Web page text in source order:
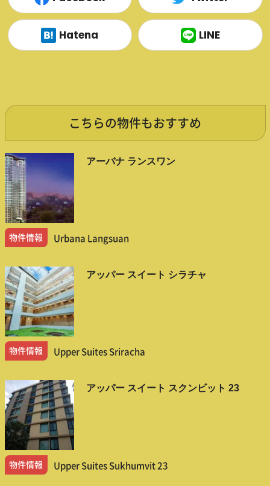
Hatena LINE
こちらの物件もおすすめ
アーバナ ランスワン
物件情報 Urbana Langsuan
アッパー スイート シラチャ
物件情報 Upper Suites Sriracha
アッパー スイート スクンビット 23
物件情報 Upper Suites Sukhumvit 23